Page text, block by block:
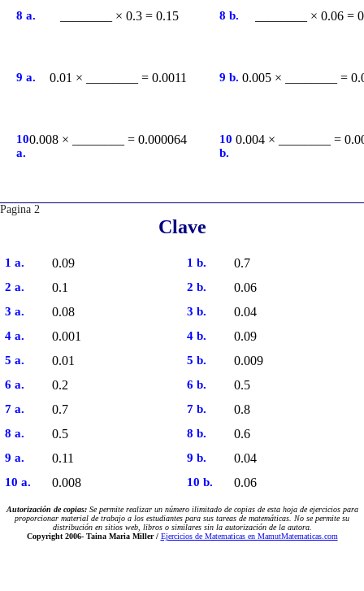
8 a. ________ × 0.3 = 0.15 8 b. ________ × 0.06 =
9 a. 0.01 × ________ = 0.0011 9 b. 0.005 × ________ =
10
a.
0.008 × ________ = 0.000064
10
b.
0.004 × ________ =
Pagina 2
Clave
1 a. 0.09 1 b. 0.7
2 a. 0.1 2 b. 0.06
3 a. 0.08 3 b. 0.04
4 a. 0.001 4 b. 0.09
5 a. 0.01 5 b. 0.009
6 a. 0.2 6 b. 0.5
7 a. 0.7 7 b. 0.8
8 a. 0.5 8 b. 0.6
9 a. 0.11 9 b. 0.04
10 a. 0.008 10 b. 0.06
Autorización de copias: Se permite realizar un número ilimitado de copias de esta hoja de ejercicios para
proporcionar material de trabajo a los estudiantes para sus tareas de matemáticas. No se permite su
distribución en sitios web, libros o similares sin la autorización de la autora.
Copyright 2006-Taina Maria Miller / Ejercicios de Matematicas en MamutMatematicas.com